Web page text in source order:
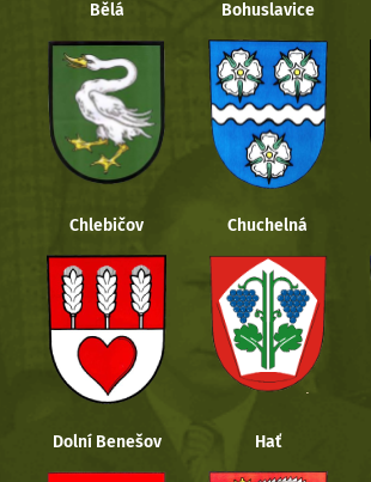
Bělá Bohuslavice
Chlebičov Chuchelná
Dolní Benešov Hať